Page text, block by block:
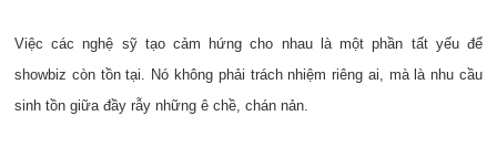
Việc các nghệ sỹ tạo cảm hứng cho nhau là một phần tất yếu để
showbiz còn tồn tại. Nó không phải trách nhiệm riêng ai, mà là nhu cầu
sinh tồn giữa đầy rẫy những ê chề, chán nản.